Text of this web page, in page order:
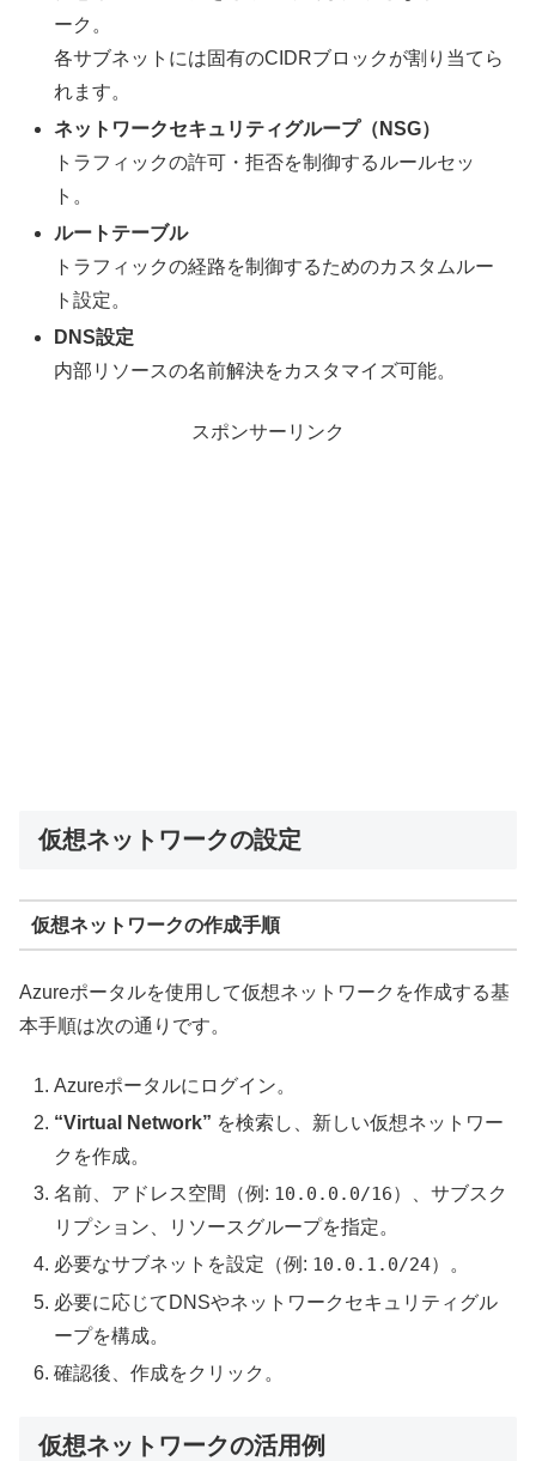
ーク。
各サブネットには固有のCIDRブロックが割り当てら
れます。
ネットワークセキュリティグループ（NSG）
トラフィックの許可・拒否を制御するルールセッ
ト。
ルートテーブル
トラフィックの経路を制御するためのカスタムルー
ト設定。
DNS設定
内部リソースの名前解決をカスタマイズ可能。
スポンサーリンク
仮想ネットワークの設定
仮想ネットワークの作成手順
Azureポータルを使用して仮想ネットワークを作成する基
本手順は次の通りです。
Azureポータルにログイン。
“Virtual Network” を検索し、新しい仮想ネットワー
クを作成。
名前、アドレス空間（例: 10.0.0.0/16）、サブスク
リプション、リソースグループを指定。
必要なサブネットを設定（例: 10.0.1.0/24）。
必要に応じてDNSやネットワークセキュリティグル
ープを構成。
確認後、作成をクリック。
仮想ネットワークの活用例